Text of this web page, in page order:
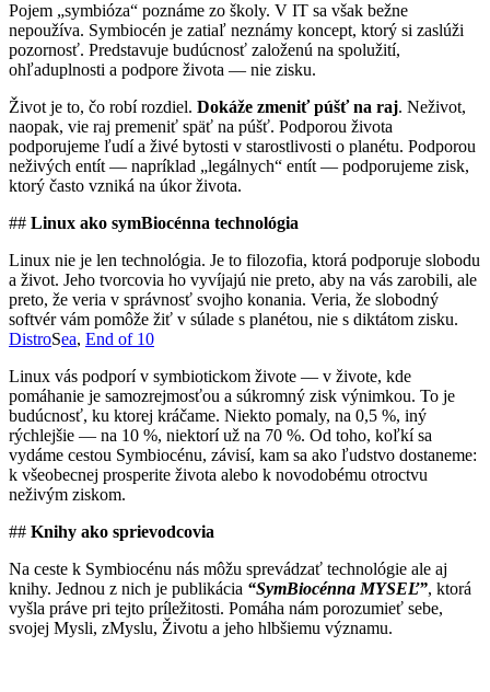
Pojem „symbióza“ poznáme zo školy. V IT sa však bežne
nepoužíva. Symbiocén je zatiaľ neznámy koncept, ktorý si zaslúži
pozornosť. Predstavuje budúcnosť založenú na spolužití,
ohľaduplnosti a podpore života — nie zisku.
Život je to, čo robí rozdiel. Dokáže zmeniť púšť na raj. Neživot,
naopak, vie raj premeniť späť na púšť. Podporou života
podporujeme ľudí a živé bytosti v starostlivosti o planétu. Podporou
neživých entít — napríklad „legálnych“ entít — podporujeme zisk,
ktorý často vzniká na úkor života.
## Linux ako symBiocénna technológia
Linux nie je len technológia. Je to filozofia, ktorá podporuje slobodu
a život. Jeho tvorcovia ho vyvíjajú nie preto, aby na vás zarobili, ale
preto, že veria v správnosť svojho konania. Veria, že slobodný
softvér vám pomôže žiť v súlade s planétou, nie s diktátom zisku.
DistroSea, End of 10
Linux vás podporí v symbiotickom živote — v živote, kde
pomáhanie je samozrejmosťou a súkromný zisk výnimkou. To je
budúcnosť, ku ktorej kráčame. Niekto pomaly, na 0,5 %, iný
rýchlejšie — na 10 %, niektorí už na 70 %. Od toho, koľkí sa
vydáme cestou Symbiocénu, závisí, kam sa ako ľudstvo dostaneme:
k všeobecnej prosperite života alebo k novodobému otroctvu
neživým ziskom.
## Knihy ako sprievodcovia
Na ceste k Symbiocénu nás môžu sprevádzať technológie ale aj
knihy. Jednou z nich je publikácia “SymBiocénna MYSEĽ”, ktorá
vyšla práve pri tejto príležitosti. Pomáha nám porozumieť sebe,
svojej Mysli, zMyslu, Životu a jeho hlbšiemu významu.